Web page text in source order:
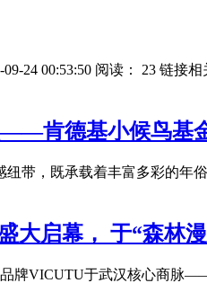
24 00:53:50 阅读： 23 链
肯德基小候鸟基
带，既承载着丰富多彩的年
大启幕， 于“森林
品牌VICUTU于武汉核心商脉